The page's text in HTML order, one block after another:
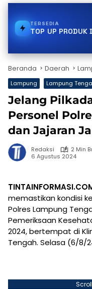
TERSEDIA
TOP UP PRODUK
Beranda Daerah
Lampung Lampung
Jelang
Personel
dan Jajaran
Redaksi
2 Min
6 Agustus 2024
memastikan kondisi
Polres Lampung
Pemeriksaan
2024, bertempat di
Tengah. Selasa (6/8/